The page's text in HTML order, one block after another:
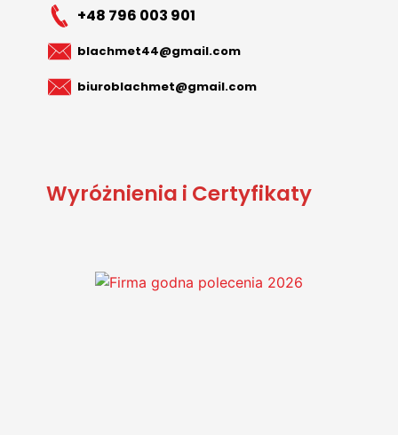
+48 796 003 901
blachmet44@gmail.com
biuroblachmet@gmail.com
Wyróżnienia i Certyfikaty